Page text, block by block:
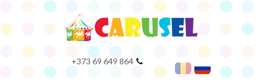
+373 69 649 864